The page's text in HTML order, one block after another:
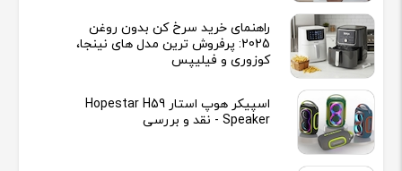
راهنمای خرید سرخ کن بدون روغن
2025: پرفروش ترین مدل های نینجا،
کوزوری و فیلیپس
اسپیکر هوپ استار Hopestar H59
Speaker - نقد و بررسی